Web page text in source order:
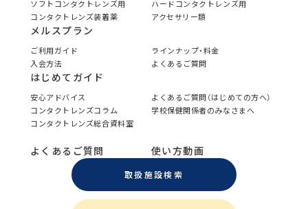
ソフトコンタクトレンズ用
ハードコンタクトレンズ用
コンタクトレンズ装着薬
アクセサリー類
メルスプラン
ご利用ガイド
ラインナップ・料金
入会方法
よくあるご質問
はじめてガイド
安心アドバイス
よくあるご質問（はじめての方へ）
コンタクトレンズコラム
学校保健関係者のみなさまへ
コンタクトレンズ総合資料室
よくあるご質問 使い方動画
取扱施設検索